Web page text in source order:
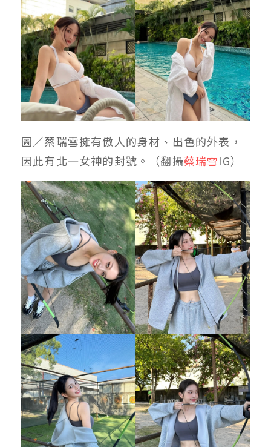
圖／蔡瑞雪擁有傲人的身材、出色的外表，
因此有北一女神的封號 。（翻攝蔡瑞雪IG）